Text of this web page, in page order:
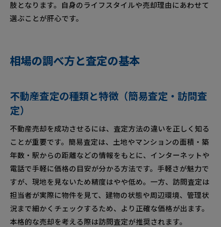
肢となります。自身のライフスタイルや売却理由にあわせて
選ぶことが肝心です。
相場の調べ方と査定の基本
不動産査定の種類と特徴（簡易査定・訪問査
定）
不動産売却を成功させるには、査定方法の違いを正しく知る
ことが重要です。簡易査定は、土地やマンションの面積・築
年数・駅からの距離などの情報をもとに、インターネットや
電話で手軽に価格の目安が分かる方法です。手軽さが魅力で
すが、現地を見ないため精度はやや低め。一方、訪問査定は
担当者が実際に物件を見て、建物の状態や周辺環境、管理状
況まで細かくチェックするため、より正確な価格が出ます。
本格的な売却を考える際は訪問査定が推奨されます。